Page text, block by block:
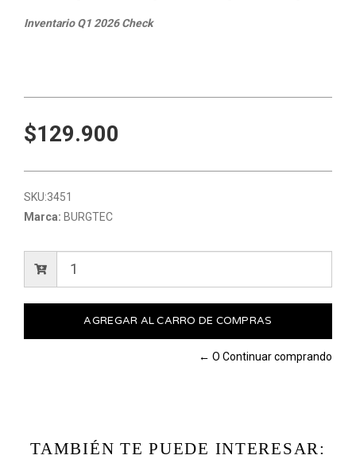
Inventario Q1 2026 Check
$129.900
SKU:3451
Marca: BURGTEC
← O Continuar comprando
TAMBIÉN TE PUEDE INTERESAR: